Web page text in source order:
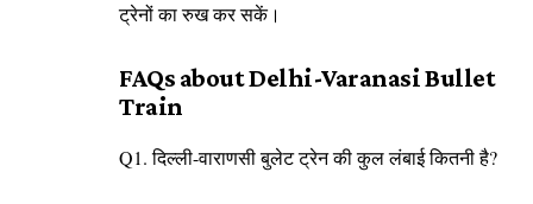
ट्रेनों का रुख कर सकें।
FAQs about Delhi-Varanasi Bullet
Train
Q1. दिल्ली-वाराणसी बुलेट ट्रेन की कुल लंबाई कितनी है?